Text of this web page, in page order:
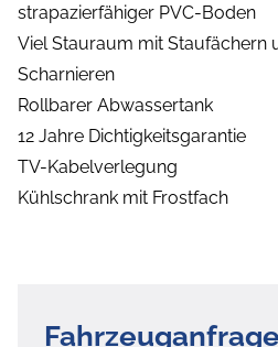
strapazierfähiger PVC-Boden
Viel Stauraum mit Staufächern
Scharnieren
Rollbarer Abwassertank
12 Jahre Dichtigkeitsgarantie
TV-Kabelverlegung
Kühlschrank mit Frostfach
Fahrzeuganfrage